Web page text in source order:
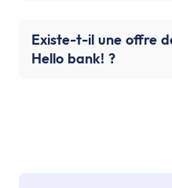
Existe-t-il une offre
Hello bank! ?